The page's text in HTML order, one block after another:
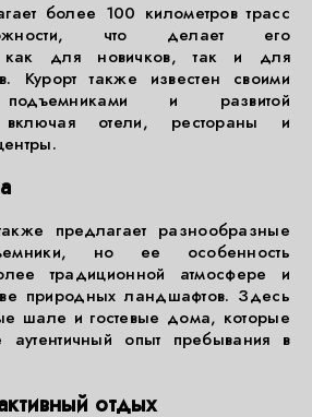
более 100 километров трасс
что делает его
как для новичков, так и для
Курорт также известен своими
и развитой
включая отели, рестораны и
предлагает разнообразные
но ее особенность
традиционной атмосфере и
природных ландшафтов. Здесь
шале и гостевые дома, которые
аутентичный опыт пребывания в
отдых